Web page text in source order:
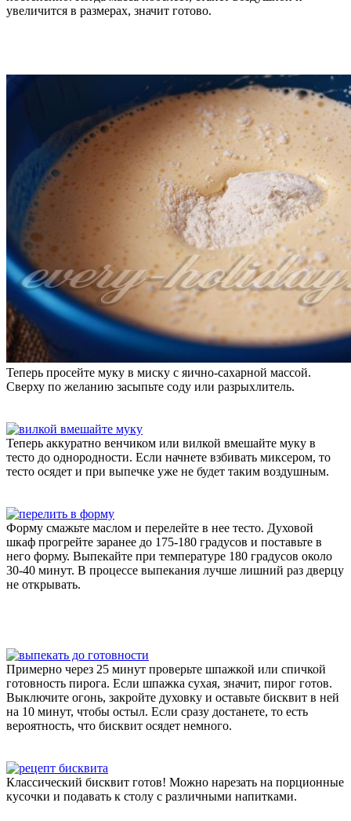
увеличится в размерах, значит готово.
Теперь просейте муку в миску с яично-сахарной массой.
Сверху по желанию засыпьте соду или разрыхлитель.
Теперь аккуратно венчиком или вилкой вмешайте муку в
тесто до однородности. Если начнете взбивать миксером, то
тесто осядет и при выпечке уже не будет таким воздушным.
Форму смажьте маслом и перелейте в нее тесто. Духовой
шкаф прогрейте заранее до 175-180 градусов и поставьте в
него форму. Выпекайте при температуре 180 градусов около
30-40 минут. В процессе выпекания лучше лишний раз дверцу
не открывать.
Примерно через 25 минут проверьте шпажкой или спичкой
готовность пирога. Если шпажка сухая, значит, пирог готов.
Выключите огонь, закройте духовку и оставьте бисквит в ней
на 10 минут, чтобы остыл. Если сразу достанете, то есть
вероятность, что бисквит осядет немного.
Классический бисквит готов! Можно нарезать на порционные
кусочки и подавать к столу с различными напитками.